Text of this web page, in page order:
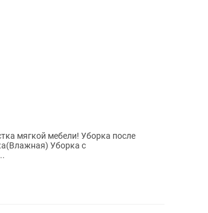
мягкой мебели! Уборка после